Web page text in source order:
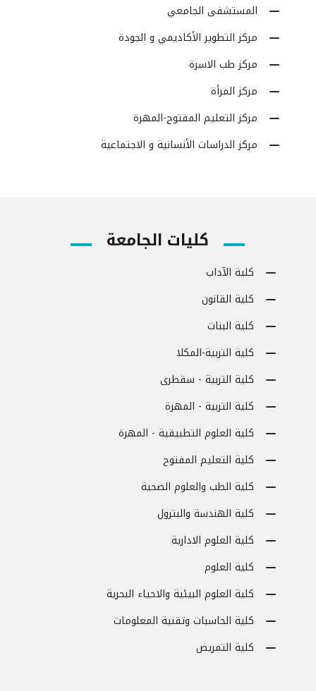
المستشفى الجامعي
مركز التطوير الأكاديمي و الجودة
مركز طب الاسرة
مركز المرأة
مركز التعليم المفتوح-المهرة
مركز الدراسات الأنسانية و الاجتماعية
كليات الجامعة
كلية الآداب
كلية القانون
كلية البنات
كلية التربية-المكلا
كلية التربية - سقطرى
كلية التربية - المهرة
كلية العلوم التطبيقية - المهرة
كلية التعليم المفتوح
كلية الطب والعلوم الصحية
كلية الهندسة والبترول
كلية العلوم الادارية
كلية العلوم
كلية العلوم البيئية والاحياء البحرية
كلية الحاسبات وتقنية المعلومات
كلية التمريض